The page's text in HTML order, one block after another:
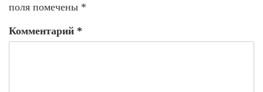
поля помечены *
Комментарий *